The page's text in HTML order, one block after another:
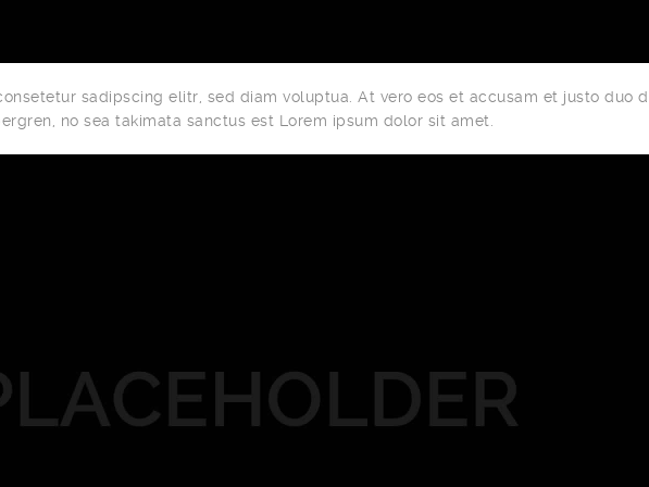
sadipscing elitr, sed diam voluptua. At vero eos et accusam et justo duo
no sea takimata sanctus est Lorem ipsum dolor sit amet.